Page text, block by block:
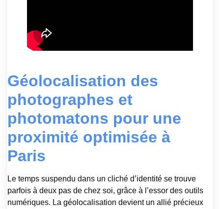
Géolocalisation des
photographes et
photomatons pour une
proximité optimisée à
Paris
Le temps suspendu dans un cliché d’identité se trouve
parfois à deux pas de chez soi, grâce à l’essor des outils
numériques. La géolocalisation devient un allié précieux